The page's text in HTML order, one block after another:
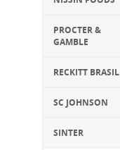
PROCTER &
GAMBLE
RECKITT BRASIL
SC JOHNSON
SINTER